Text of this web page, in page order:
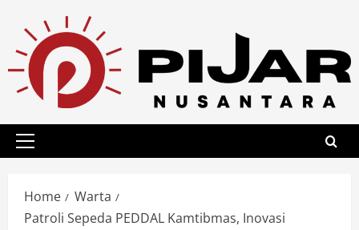
content
Primary
Home
Warta
Patroli Sepeda PEDDAL Kamtibmas, Inovasi